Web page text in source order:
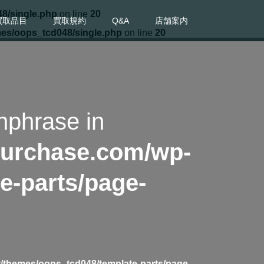
取品目 買取規約 Q&A 店舗案内
single.php on line 20
oops_tcd048/single.php on line 20
in
wp-
parts/page-